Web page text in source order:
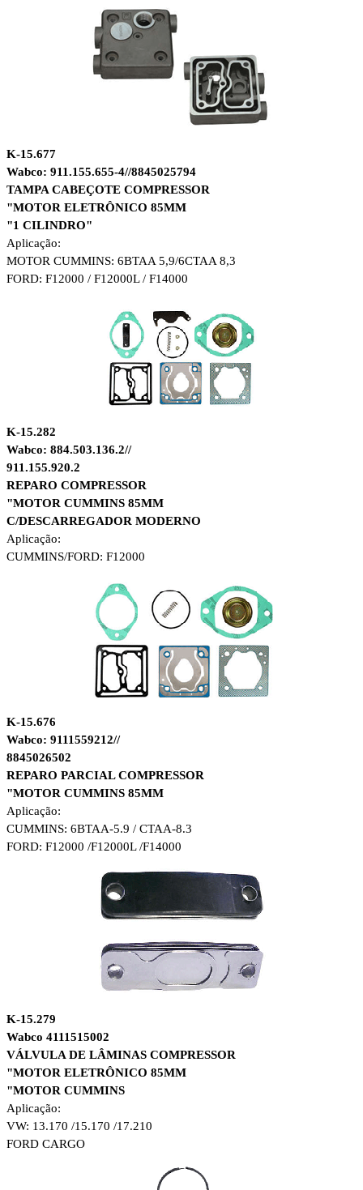
K-15.677
Wabco: 911.155.655-4//8845025794
TAMPA CABEÇOTE COMPRESSOR
"MOTOR ELETRÔNICO 85MM
"1 CILINDRO"
Aplicação:
MOTOR CUMMINS: 6BTAA 5,9/6CTAA 8,3
FORD: F12000 / F12000L / F14000
K-15.282
Wabco: 884.503.136.2//
911.155.920.2
REPARO COMPRESSOR
"MOTOR CUMMINS 85MM
C/DESCARREGADOR MODERNO
Aplicação:
CUMMINS/FORD: F12000
K-15.676
Wabco: 9111559212//
8845026502
REPARO PARCIAL COMPRESSOR
"MOTOR CUMMINS 85MM
Aplicação:
CUMMINS: 6BTAA-5.9 / CTAA-8.3
FORD: F12000 /F12000L /F14000
K-15.279
Wabco 4111515002
VÁLVULA DE LÂMINAS COMPRESSOR
"MOTOR ELETRÔNICO 85MM
"MOTOR CUMMINS
Aplicação:
VW: 13.170 /15.170 /17.210
FORD CARGO